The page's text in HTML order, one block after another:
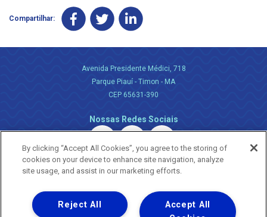
Compartilhar:
Avenida Presidente Médici, 718
Parque Piauí - Timon - MA
CEP 65631-390
Nossas Redes Sociais
Uma empresa
Copyright ® 2026 - Todos os Direitos Reservados.
By clicking “Accept All Cookies”, you agree to the storing of
cookies on your device to enhance site navigation, analyze
site usage, and assist in our marketing efforts.
Accept All
Reject All